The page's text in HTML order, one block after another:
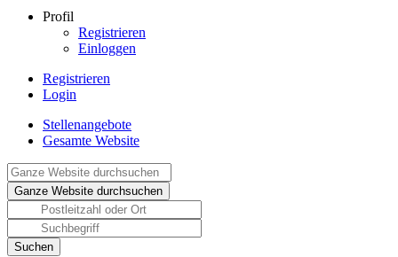
Profil
Registrieren
Einloggen
Registrieren
Login
Stellenangebote
Gesamte Website